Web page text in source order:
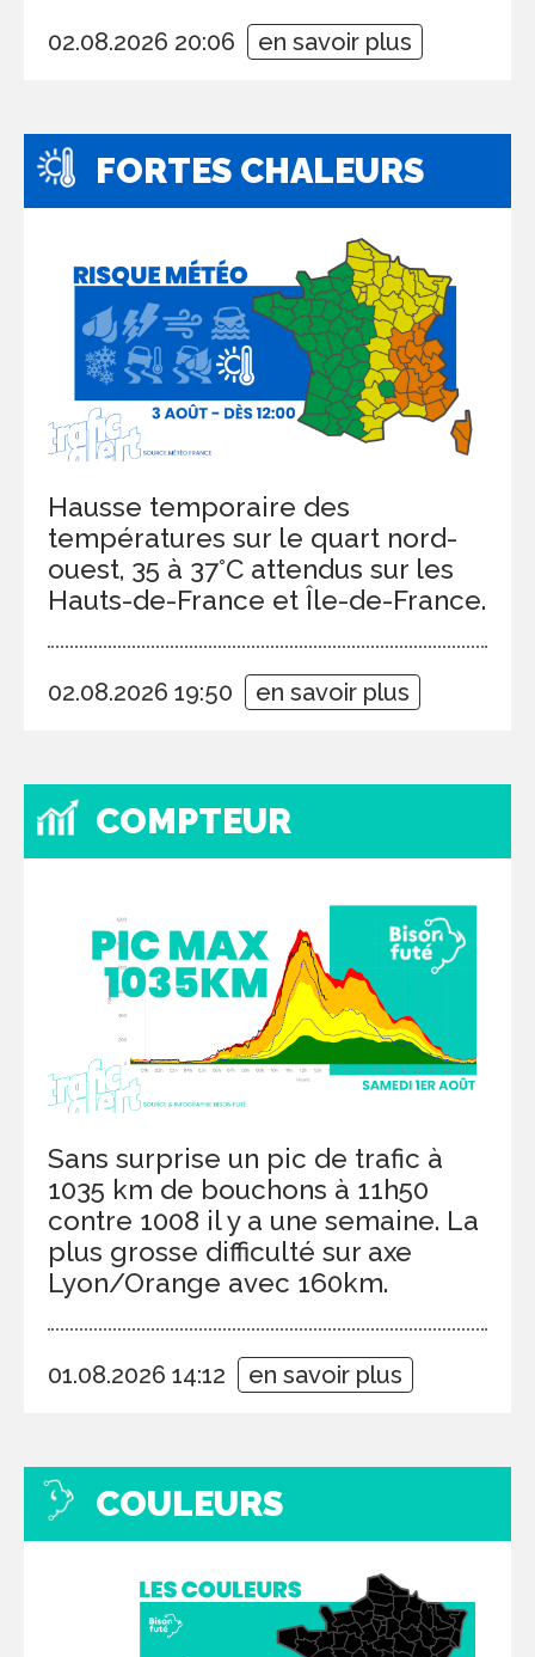
02.08.2026 20:06 en savoir plus
FORTES CHALEURS
Hausse temporaire des
températures sur le quart nord-
ouest, 35 à 37°C attendus sur les
Hauts-de-France et Île-de-France.
02.08.2026 19:50 en savoir plus
COMPTEUR
Sans surprise un pic de trafic à
1035 km de bouchons à 11h50
contre 1008 il y a une semaine. La
plus grosse difficulté sur axe
Lyon/Orange avec 160km.
01.08.2026 14:12 en savoir plus
COULEURS